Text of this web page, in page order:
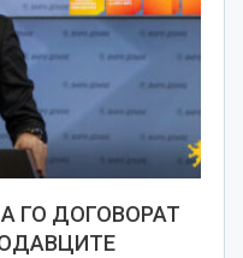
ГО ДОГОВОРАТ